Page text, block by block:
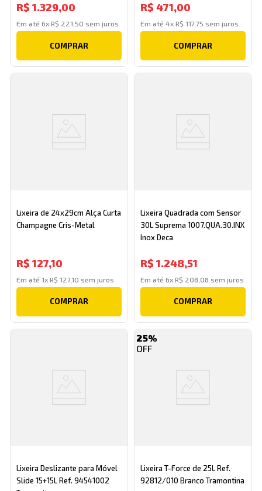
R$ 1.329,00
Em até6xR$ 221 ,50 sem juros
COMPRAR
R$ 471,00
Em até 4x R$ 117,75 sem juros
COMPRAR
Lixeira de 24x29cm Alça Curta
Champagne Cris-Metal
R$ 127,10
Em até 1xR$ 127,10 sem juros
COMPRAR
Lixeira Quadrada com Sensor
30L Suprema 1007.QUA.30.INX
Inox Deca
R$ 1.248,51
Em até 6x R$ 208 08 sem juros
COMPRAR
Lixeira Deslizante para Móvel
Slide 15+15L Ref. 94541002
25%
Lixeira T-Force de 25L Ref.
92812/010 Branco Tramontina